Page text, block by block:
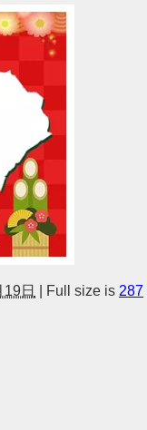
日 Full size is 287